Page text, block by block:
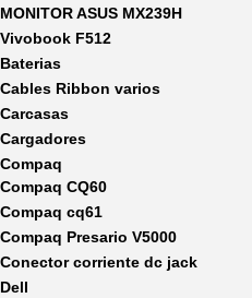
MONITOR ASUS MX239H
Vivobook F512
Baterias
Cables Ribbon varios
Carcasas
Cargadores
Compaq
Compaq CQ60
Compaq cq61
Compaq Presario V5000
Conector corriente dc jack
Dell